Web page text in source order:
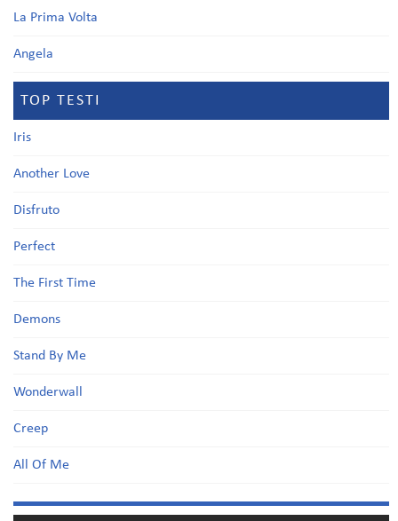
La Prima Volta
Angela
TOP TESTI
Iris
Another Love
Disfruto
Perfect
The First Time
Demons
Stand By Me
Wonderwall
Creep
All Of Me